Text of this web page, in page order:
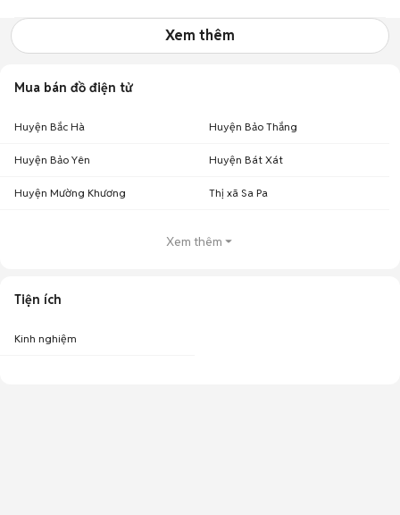
Xem thêm
Mua bán đồ điện tử
Huyện Bắc Hà Huyện Bảo Thắng
Huyện Bảo Yên Huyện Bát Xát
Huyện Mường Khương Thị xã Sa Pa
Xem thêm
Tiện ích
Kinh nghiệm